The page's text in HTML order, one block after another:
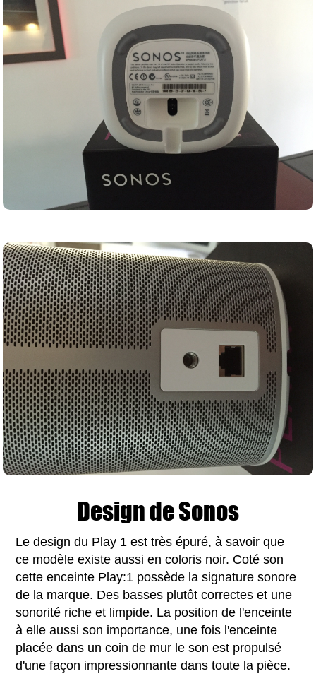
Design de Sonos
Le design du Play 1 est très épuré, à savoir que
ce modèle existe aussi en coloris noir. Coté son
cette enceinte Play:1 possède la signature sonore
de la marque. Des basses plutôt correctes et une
sonorité riche et limpide. La position de l'enceinte
à elle aussi son importance, une fois l'enceinte
placée dans un coin de mur le son est propulsé
d'une façon impressionnante dans toute la pièce.